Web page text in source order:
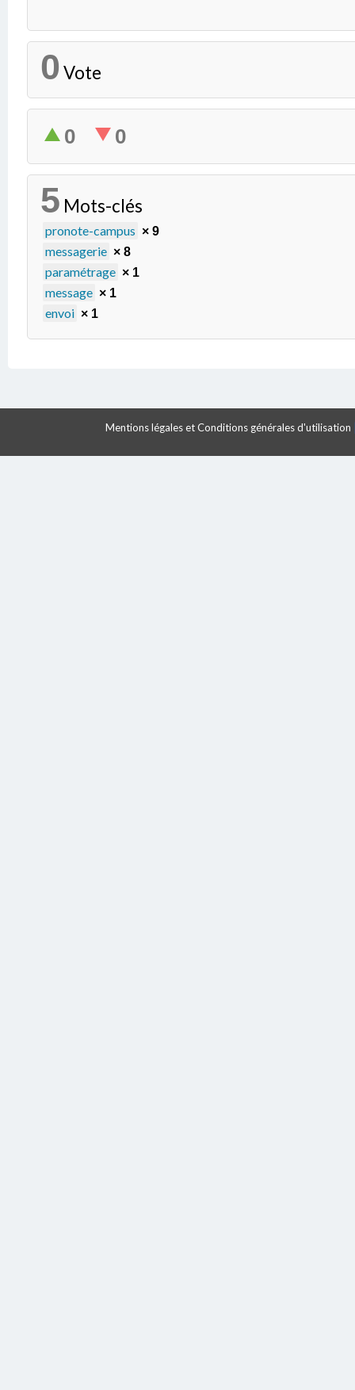
0 Vote
0 0
5 Mots-clés
pronote-campus × 9
messagerie × 8
paramétrage × 1
message × 1
envoi × 1
Mentions légales et Conditions générales d'utilisation